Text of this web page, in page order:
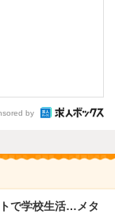
by
で学校生活…メタ